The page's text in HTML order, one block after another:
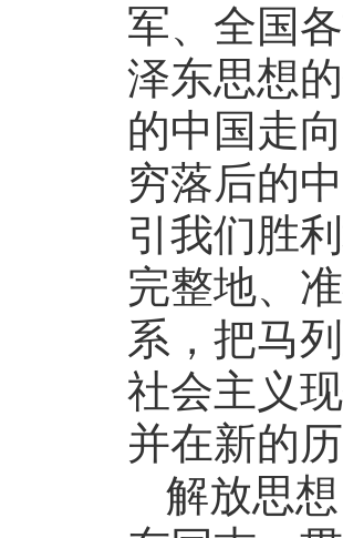
军、全国
泽东思想
的中国走
穷落后的
引我们胜
完整地、
系，把马
社会主义
并在新的
解放思